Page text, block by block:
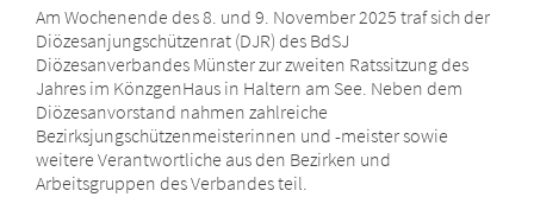
Am Wochenende des 8. und 9. November 2025 traf sich der
Diözesanjungschützenrat (DJR) des BdSJ
Diözesanverbandes Münster zur zweiten Ratssitzung des
Jahres im KönzgenHaus in Haltern am See. Neben dem
Diözesanvorstand nahmen zahlreiche
Bezirksjungschützenmeisterinnen und -meister sowie
weitere Verantwortliche aus den Bezirken und
Arbeitsgruppen des Verbandes teil.